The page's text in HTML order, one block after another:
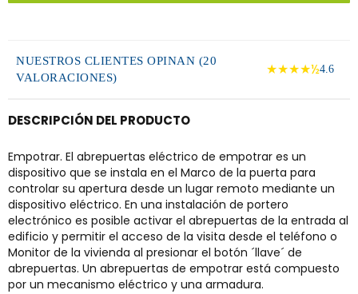
NUESTROS CLIENTES OPINAN (20
VALORACIONES)
★★★★½4.6
DESCRIPCIÓN DEL PRODUCTO
Empotrar. El abrepuertas eléctrico de empotrar es un
dispositivo que se instala en el Marco de la puerta para
controlar su apertura desde un lugar remoto mediante un
dispositivo eléctrico. En una instalación de portero
electrónico es posible activar el abrepuertas de la entrada al
edificio y permitir el acceso de la visita desde el teléfono o
Monitor de la vivienda al presionar el botón ´llave´ de
abrepuertas. Un abrepuertas de empotrar está compuesto
por un mecanismo eléctrico y una armadura.